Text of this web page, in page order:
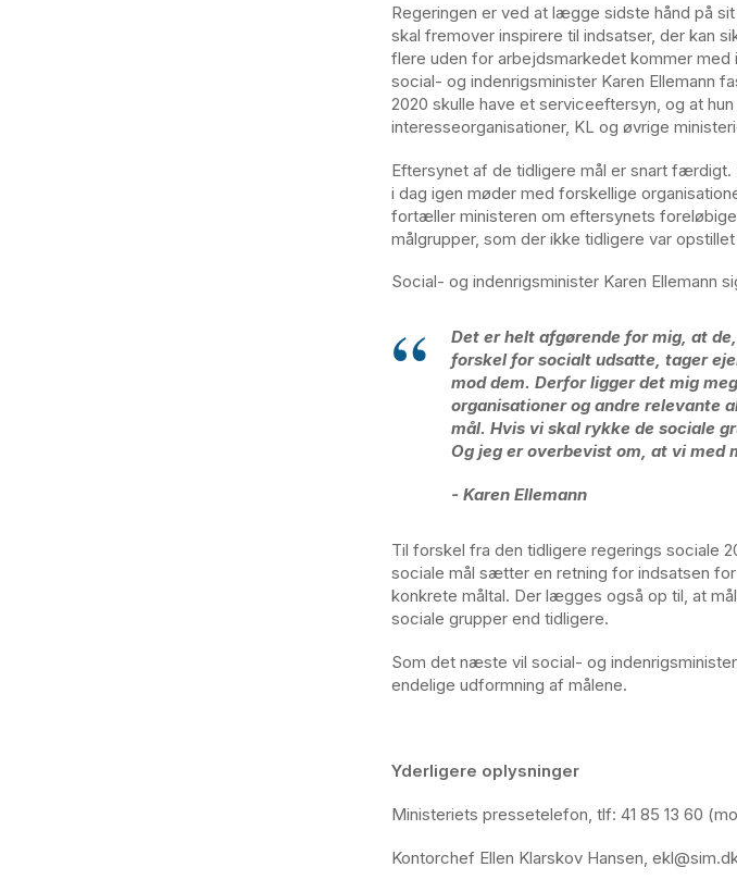
Regeringen er ved at lægge sidste hånd på
skal fremover inspirere til indsatser, der kan
flere uden for arbejdsmarkedet kommer
social- og indenrigsminister Karen Ellemann
2020 skulle have et serviceeftersyn, og at
interesseorganisationer, KL og øvrige
Eftersynet af de tidligere mål er snart
i dag igen møder med forskellige
fortæller ministeren om eftersynets
målgrupper, som der ikke tidligere var
Social- og indenrigsminister Karen Ellemann
Det er helt afgørende for mig, at
forskel for socialt udsatte, tager
mod dem. Derfor ligger det mig
organisationer og andre relevante
mål. Hvis vi skal rykke de sociale
Og jeg er overbevist om, at vi med
- Karen Ellemann
Til forskel fra den tidligere regerings sociale
sociale mål sætter en retning for indsatsen
konkrete måltal. Der lægges også op til, at
sociale grupper end tidligere.
Som det næste vil social- og
endelige udformning af målene.
Yderligere oplysninger
Ministeriets pressetelefon, tlf: 41 85 13 60
Kontorchef Ellen Klarskov Hansen,